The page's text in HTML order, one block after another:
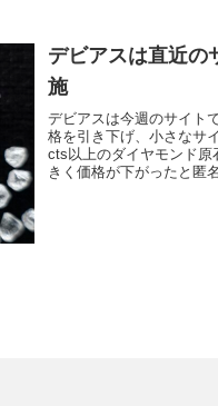
デビアスは直近の
施
デビアスは今週のサイト
格を引き下げ、小さなサ
cts以上のダイヤモンド
きく価格が下がったと匿